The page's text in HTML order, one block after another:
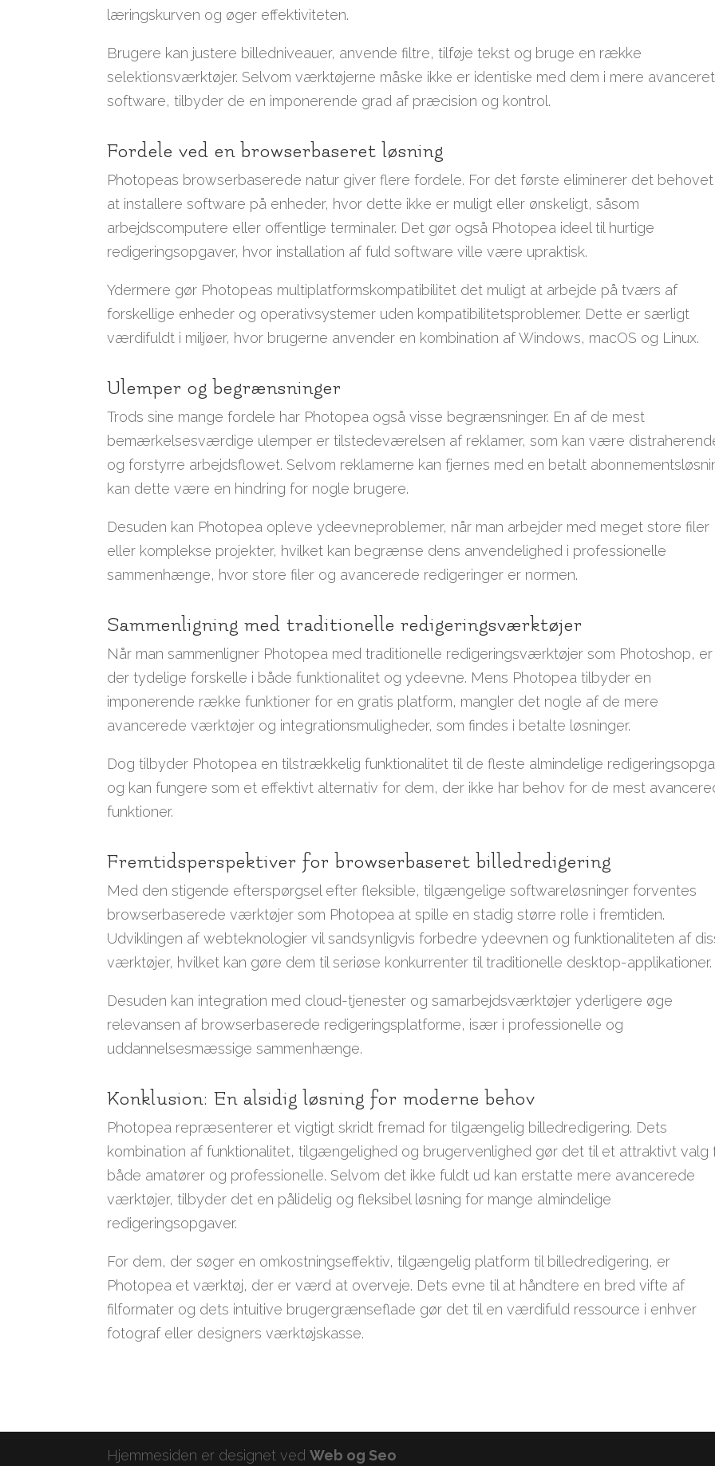
læringskurven og øger effektiviteten.
Brugere kan justere billedniveauer, anvende filtre, tilføje tekst og bruge en række
selektionsværktøjer. Selvom værktøjerne måske ikke er identiske med dem i mere avanceret
software, tilbyder de en imponerende grad af præcision og kontrol.
Fordele ved en browserbaseret løsning
Photopeas browserbaserede natur giver flere fordele. For det første eliminerer det
at installere software på enheder, hvor dette ikke er muligt eller ønskeligt, såsom
arbejdscomputere eller offentlige terminaler. Det gør også Photopea ideel til hurtige
redigeringsopgaver, hvor installation af fuld software ville være upraktisk.
Ydermere gør Photopeas multiplatformskompatibilitet det muligt at arbejde på tværs af
forskellige enheder og operativsystemer uden kompatibilitetsproblemer. Dette er særligt
værdifuldt i miljøer, hvor brugerne anvender en kombination af Windows, macOS og Linux.
Ulemper og begrænsninger
Trods sine mange fordele har Photopea også visse begrænsninger. En af de mest
bemærkelsesværdige ulemper er tilstedeværelsen af reklamer, som kan være
og forstyrre arbejdsflowet. Selvom reklamerne kan fjernes med en betalt
kan dette være en hindring for nogle brugere.
Desuden kan Photopea opleve ydeevneproblemer, når man arbejder med meget store filer
eller komplekse projekter, hvilket kan begrænse dens anvendelighed i professionelle
sammenhænge, hvor store filer og avancerede redigeringer er normen.
Sammenligning med traditionelle redigeringsværktøjer
Når man sammenligner Photopea med traditionelle redigeringsværktøjer som Photoshop, er
der tydelige forskelle i både funktionalitet og ydeevne. Mens Photopea tilbyder en
imponerende række funktioner for en gratis platform, mangler det nogle af de mere
avancerede værktøjer og integrationsmuligheder, som findes i betalte løsninger.
Dog tilbyder Photopea en tilstrækkelig funktionalitet til de fleste almindelige
og kan fungere som et effektivt alternativ for dem, der ikke har behov for de mest
funktioner.
Fremtidsperspektiver for browserbaseret billedredigering
Med den stigende efterspørgsel efter fleksible, tilgængelige softwareløsninger forventes
browserbaserede værktøjer som Photopea at spille en stadig større rolle i fremtiden.
Udviklingen af webteknologier vil sandsynligvis forbedre ydeevnen og funktionaliteten af
værktøjer, hvilket kan gøre dem til seriøse konkurrenter til traditionelle desktop-applikationer.
Desuden kan integration med cloud-tjenester og samarbejdsværktøjer yderligere øge
relevansen af browserbaserede redigeringsplatforme, især i professionelle og
uddannelsesmæssige sammenhænge.
Konklusion: En alsidig løsning for moderne behov
Photopea repræsenterer et vigtigt skridt fremad for tilgængelig billedredigering. Dets
kombination af funktionalitet, tilgængelighed og brugervenlighed gør det til et attraktivt valg
både amatører og professionelle. Selvom det ikke fuldt ud kan erstatte mere avancerede
værktøjer, tilbyder det en pålidelig og fleksibel løsning for mange almindelige
redigeringsopgaver.
For dem, der søger en omkostningseffektiv, tilgængelig platform til billedredigering, er
Photopea et værktøj, der er værd at overveje. Dets evne til at håndtere en bred vifte af
filformater og dets intuitive brugergrænseflade gør det til en værdifuld ressource i enhver
fotograf eller designers værktøjskasse.
Hjemmesiden er designet vedWeb og Seo